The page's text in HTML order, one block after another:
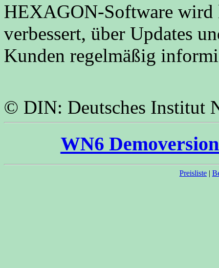
HEXAGON-Software wird
verbessert, über Updates
Kunden regelmäßig
© DIN: Deutsches Institut
WN6
Preisliste |